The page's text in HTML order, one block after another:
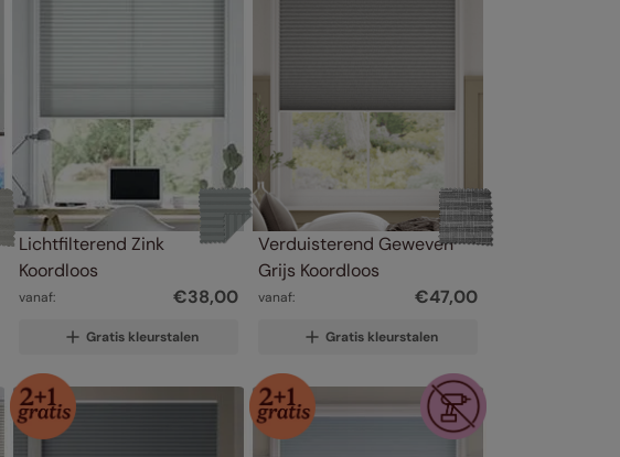
Lichtfilterend Zink
Koordloos
vanaf: €38,00
Gratis kleurstalen
Verduisterend Geweven
Grijs Koordloos
vanaf: €47,00
Gratis kleurstalen